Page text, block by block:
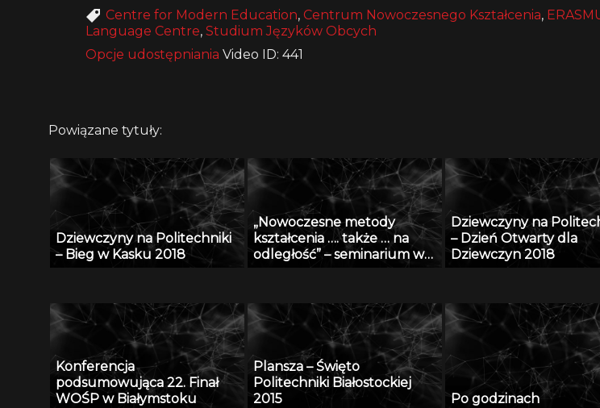
Centre for Modern Education, Centrum Nowoczesnego Kształcenia,
Language Centre, Studium Języków Obcych
Opcje udostępniania Video ID: 441
Powiązane tytuły:
Dziewczyny na Politechniki
– Bieg w Kasku 2018
„Nowoczesne metody
kształcenia …. także … na
odległość” – seminarium w
Dziewczyny na
– Dzień Otwarty dla
Dziewczyn 2018
Konferencja
podsumowująca 22. Finał
WOŚP w Białymstoku
Plansza – Święto
Politechniki Białostockiej
2015
Po godzinach